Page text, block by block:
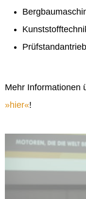
Mehr Informationen
hier !